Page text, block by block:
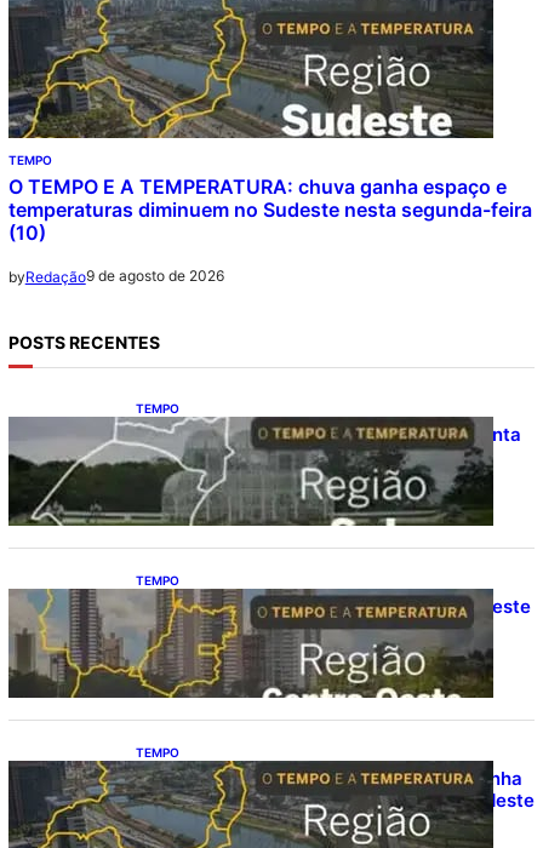
TEMPO
O TEMPO E A TEMPERATURA: chuva ganha espaço e
temperaturas diminuem no Sudeste nesta segunda-feira
(10)
byRedação9 de agosto de 2026
POSTS RECENTES
TEMPO
O TEMPO E A TEMPERATURA: frio aumenta
e chuva persiste em áreas do Sul nesta
segunda-feira (10)
TEMPO
O TEMPO E A TEMPERATURA: Centro-Oeste
segue com calor e baixa umidade na
segunda-feira (10)
TEMPO
O TEMPO E A TEMPERATURA: chuva ganha
espaço e temperaturas diminuem no Sudeste
nesta segunda-feira (10)